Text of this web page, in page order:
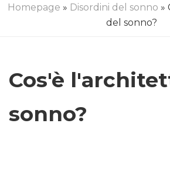
Homepage » Disordini del sonno »
del sonno?
Cos'è
sonno?